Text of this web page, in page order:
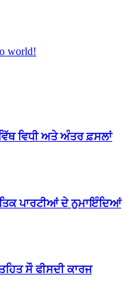
world!
ਵਿਧੀ ਅਤੇ ਅੰਤਰ ਫ਼ਸਲਾਂ
ਪਾਰਟੀਆਂ ਦੇ ਨੁਮਾਇੰਦਿਆਂ
ਸੌ ਫੀਸਦੀ ਕਾਰਜ